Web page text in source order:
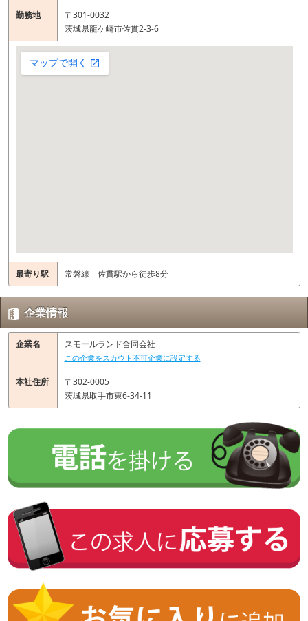
勤務地
〒301-0032
茨城県龍ケ崎市佐貫2-3-6
最寄り駅 常磐線 佐貫駅から徒歩8分
企業情報
企業名 スモールランド合同会社
この企業をスカウト不可企業に設定する
本社住所
〒302-0005
茨城県取手市東6-34-11